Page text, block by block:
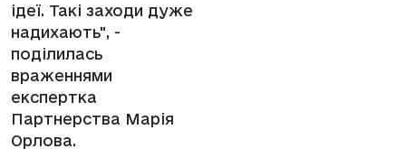
ідеї. Такі заходи дуже
надихають", -
поділилась
враженнями
експертка
Партнерства Марія
Орлова.